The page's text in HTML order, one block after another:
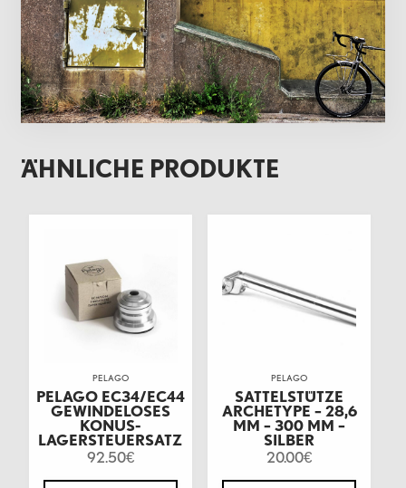
ÄHNLICHE PRODUKTE
PELAGO
PELAGO EC34/EC44
GEWINDELOSES
KONUS-
LAGERSTEUERSATZ
92.50€
PELAGO
SATTELSTÜTZE
ARCHETYPE – 28,6
MM – 300 MM –
SILBER
20.00€